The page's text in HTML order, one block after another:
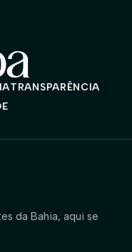
TRANSPARÊNCIA
da Bahia, aqui se